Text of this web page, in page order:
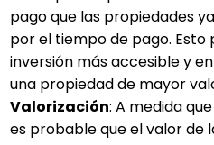
pago que las propiedades
por el tiempo de pago. Esto
inversión más accesible y
una propiedad de mayor
Valorización: A medida
es probable que el valor de